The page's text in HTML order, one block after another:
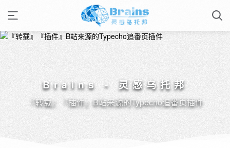
Brains - 灵感乌托邦
『转载』『插件』B站来源的Typecho追番页插件